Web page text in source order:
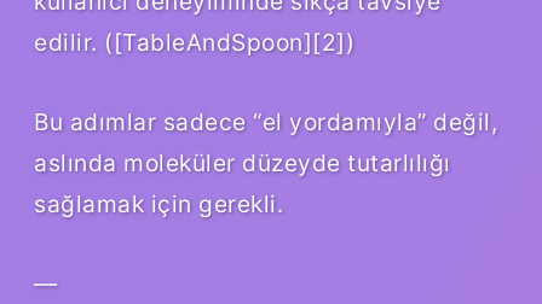
edilir. ([TableAndSpoon][2])
Bu adımlar sadece “el yordamıyla” değil,
aslında moleküler düzeyde tutarlılığı
sağlamak için gerekli.
—